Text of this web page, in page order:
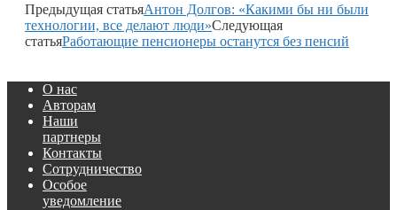
Предыдущая статьяАнтон Долгов: «Какими бы ни были
технологии, все делают люди»Следующая
статьяРаботающие пенсионеры останутся без пенсий
О нас
Авторам
Наши
партнеры
Контакты
Сотрудничество
Особое
уведомление